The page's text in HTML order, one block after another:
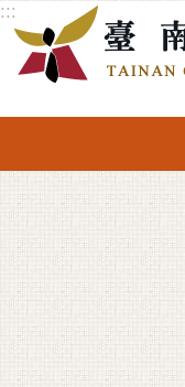
跳到主要內容區塊
:::